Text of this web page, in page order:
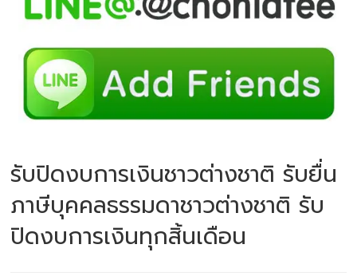
รับปิดงบการเงินชาวต่างชาติ รับยื่น
ภาษีบุคคลธรรมดาชาวต่างชาติ รับ
ปิดงบการเงินทุกสิ้นเดือน